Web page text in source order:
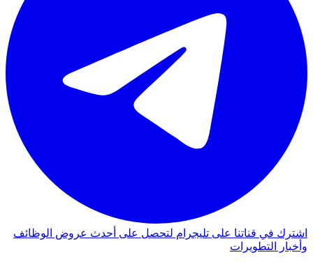
اشترك في قناتنا على تليجرام لتحصل على أحدث عروض الوظائف
وأخبار التطويرات